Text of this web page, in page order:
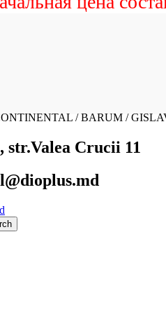
/ BARUM /
str.Valea Crucii 11